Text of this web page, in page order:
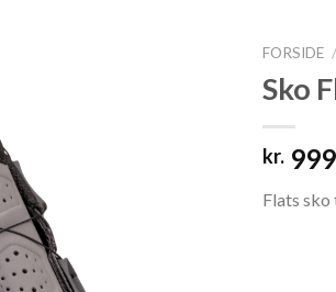
FORSIDE /
Sko
kr.
Flats